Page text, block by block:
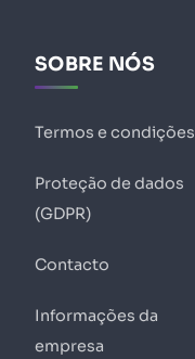
SOBRE NÓS
Termos e condições
Proteção de dados
(GDPR)
Contacto
Informações da
empresa